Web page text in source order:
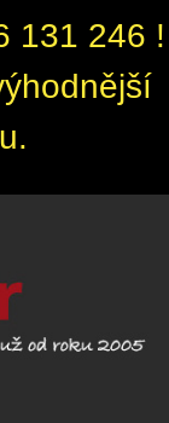
131 246 !